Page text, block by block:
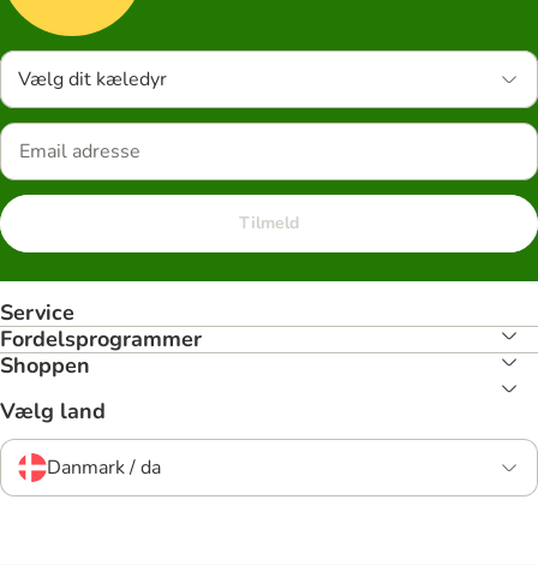
Vælg dit kæledyr
Tilmeld
Service
Fordelsprogrammer
Shoppen
Vælg land
Danmark / da